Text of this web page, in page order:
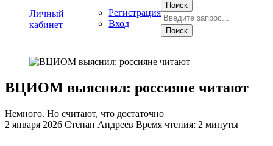
Личный
кабинет
Регистрация
Вход
Поиск
Поиск
ВЦИОМ выяснил: россияне читают
Немного. Но считают, что достаточно
2 января 2026 Степан Андреев Время чтения: 2 минуты